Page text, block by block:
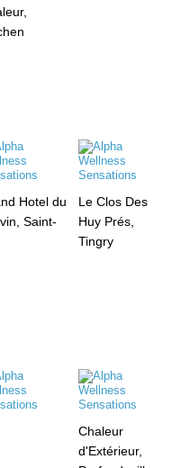
Hotel du
Saint-
Le Clos Des
Huy Prés,
Tingry
Chaleur
d'Extérieur,